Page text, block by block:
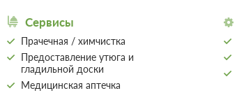
Сервисы
Прачечная / химчистка
Предоставление утюга и
гладильной доски
Медицинская аптечка